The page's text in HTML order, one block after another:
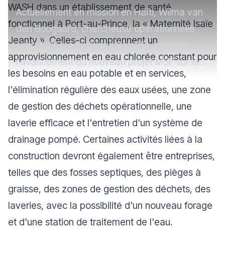
Actuellement en mission en Haïti, Wilma van
den Boogaard, chercheuse opérationnelle
chez MSF Luxembourg (LuxOR), explique
l’avancement du nouveau projet MSF sur la
santé sexuelle et reproductive qui ouvrira à
Port-au-Prince dans les mois à venir, dans un
contexte où les femmes sont prises au piège
entre violence et pauvreté.
WASH dans un établissement de santé
fonctionnel à Port-au-Prince, la « Maternité Isaïe
Jeanty ». Celles-ci comprennent un
approvisionnement en eau chlorée constant pour
les besoins en eau potable et en services,
l'élimination régulière des eaux usées, une zone
de gestion des déchets opérationnelle, une
laverie efficace et l'entretien d'un système de
drainage pompé. Certaines activités liées à la
construction devront également être entreprises,
telles que des fosses septiques, des pièges à
graisse, des zones de gestion des déchets, des
laveries, avec la possibilité d'un nouveau forage
et d'une station de traitement de l'eau.